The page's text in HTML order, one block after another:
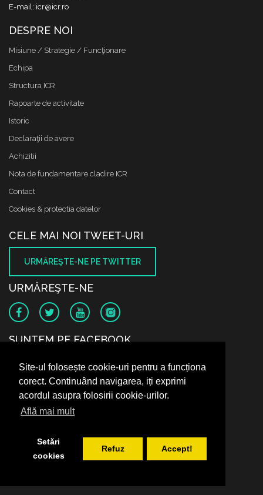
Site-ul folosește cookie-uri pentru a funcționa
corect. Continuând navigarea, iți exprimi
acordul asupra folosirii cookie-urilor.
Află mai mult
Setări
cookies
Refuz Accept!
E-mail: icr@icr.ro
DESPRE NOI
Misiune / Strategie / Funcţionare
Echipa
Structura ICR
Rapoarte de activitate
Istoric
Declaraţii de avere
Achizitii
Nota de fundamentare cladire ICR
Contact
Cookies & protectia datelor
CELE MAI NOI TWEET-URI
URMĂREŞTE-NE PE TWITTER
URMĂREŞTE-NE
SUNTEM PE FACEBOOK